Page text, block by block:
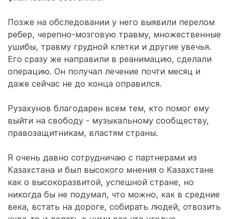
Позже на обследовании у него выявили перелом
ребер, черепно-мозговую травму, множественные
ушибы, травму грудной клетки и другие увечья.
Его сразу же направили в реанимацию, сделали
операцию. Он получал лечение почти месяц и
даже сейчас не до конца оправился.
Рузахунов благодарен всем тем, кто помог ему
выйти на свободу - музыкальному сообществу,
правозащитникам, властям страны.
Я очень давно сотрудничаю с партнерами из
Казахстана и был высокого мнения о Казахстане
как о высокоразвитой, успешной стране, но
никогда бы не подумал, что можно, как в средние
века, встать на дороге, собирать людей, отвозить